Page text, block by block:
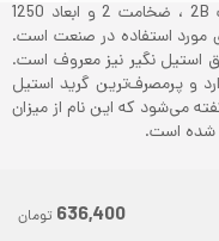
ورق شیت استیل 304 یا 1.4301 با سطح مات 2B ، ضخامت 2 و ابعاد 1250
مورد استفاده در صنعت است.
به ورق استیل نگیر نیز معروف است.
دارد و پرمصرف‌ترین گرید استیل
در صنعت به این آلیاژ 8/18 نیز گفته می‌شود که این نام از میزان
شده است.
636,400 تومان